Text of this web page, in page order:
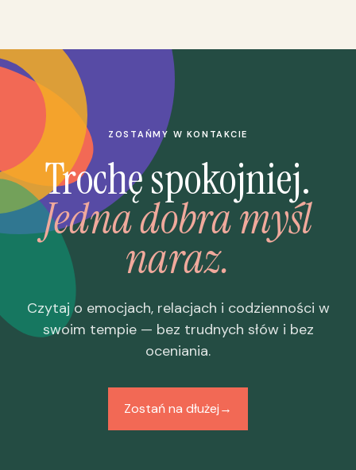
ZOSTAŃMY W KONTAKCIE
Trochę spokojniej.
Jedna dobra myśl
naraz.
Czytaj o emocjach, relacjach i codzienności w
swoim tempie — bez trudnych słów i bez
oceniania.
Zostań na dłużej→